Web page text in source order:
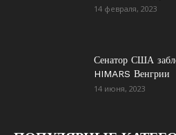
14 февраля, 2023
Сенатор США
HIMARS Венгрии
14 июня, 2023